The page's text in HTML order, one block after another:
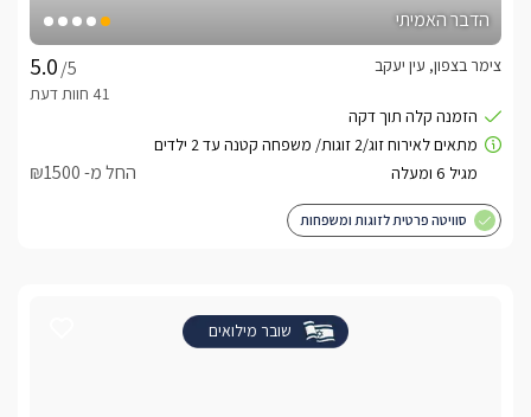
הדבר האמיתי
/5
צימר בצפון, עין יעקב
החל מ- ₪1500
סוויטה פרטית לזוגות ומשפחות
שובר מילואים